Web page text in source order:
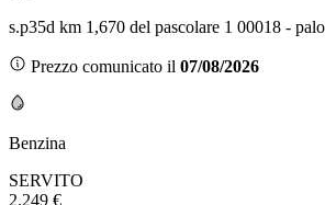
s.p35d km 1,670 del pascolare 1 00018 -
Prezzo comunicato il 07/08/2026
Benzina
SERVITO
2.249 €